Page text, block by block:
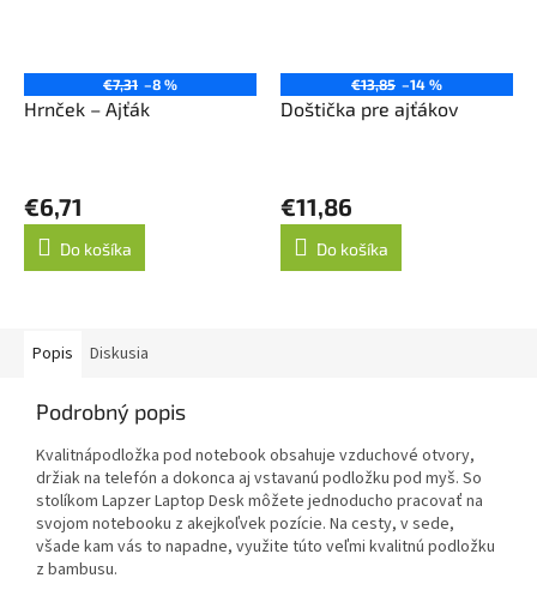
€7,31 –8 %
Hrnček – Ajťák
€6,71
Do košíka
€13,85 –14 %
Doštička pre ajťákov
€11,86
Do košíka
Popis Diskusia
Podrobný popis
Kvalitnápodložka pod notebook obsahuje vzduchové otvory,
držiak na telefón a dokonca aj vstavanú podložku pod myš. So
stolíkom Lapzer Laptop Desk môžete jednoducho pracovať na
svojom notebooku z akejkoľvek pozície. Na cesty, v sede,
všade kam vás to napadne, využite túto veľmi kvalitnú podložku
z bambusu.